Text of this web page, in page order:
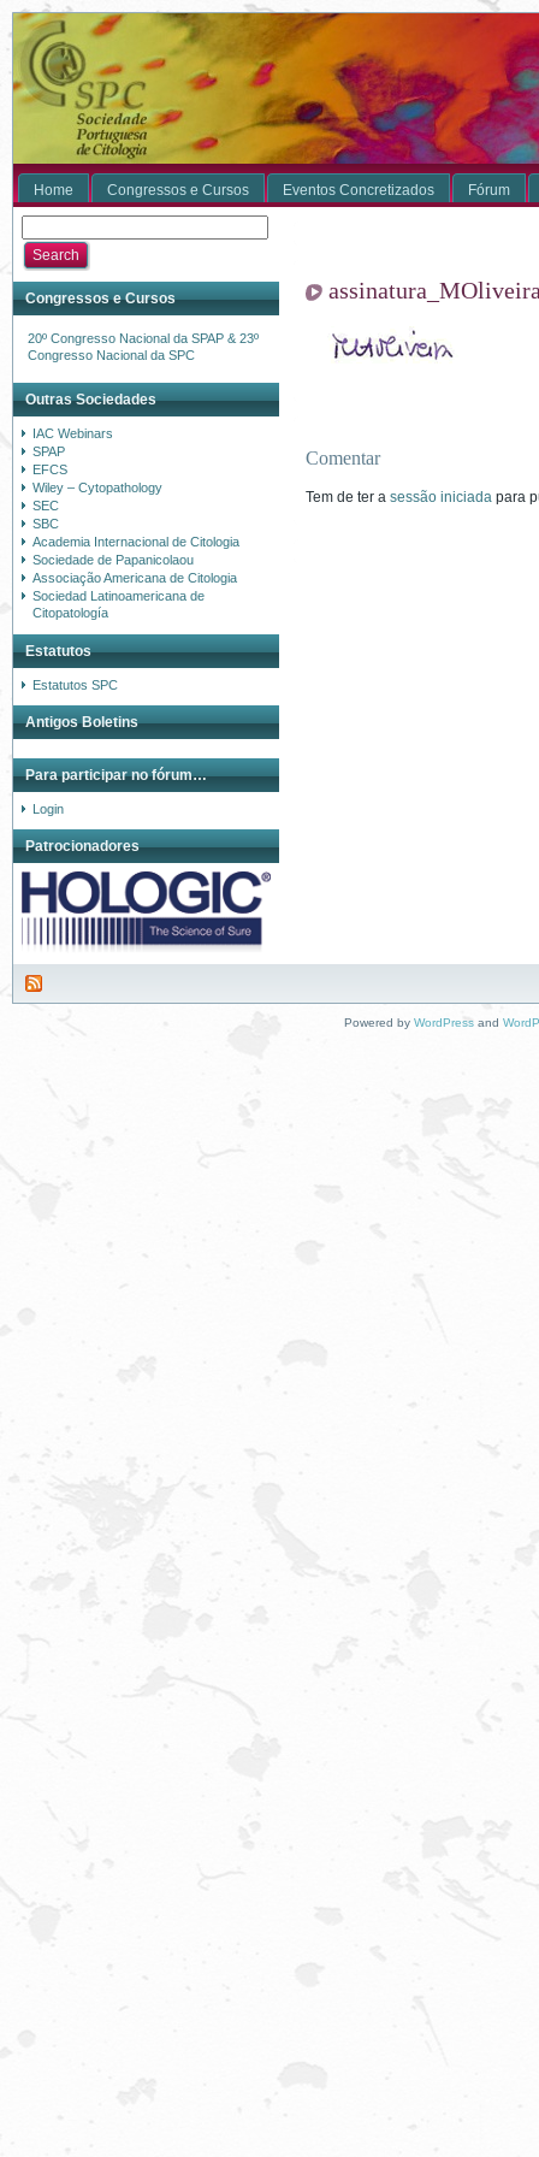
Home Congressos e Cursos Eventos Concretizados Fórum
Congressos e Cursos
20º Congresso Nacional da SPAP & 23º
Congresso Nacional da SPC
Outras Sociedades
IAC Webinars
SPAP
EFCS
Wiley – Cytopathology
SEC
SBC
Academia Internacional de Citologia
Sociedade de Papanicolaou
Associação Americana de Citologia
Sociedad Latinoamericana de
Citopatología
Estatutos
Estatutos SPC
Antigos Boletins
Para participar no fórum…
Login
Patrocionadores
Comentar
Tem de ter a sessão iniciada para
Powered by WordPressand